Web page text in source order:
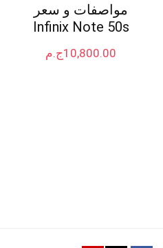
مواصفات و سعر
Infinix Note 50s
ج.م10,800.00